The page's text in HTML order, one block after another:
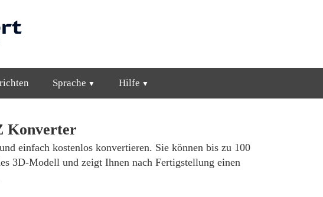
Sprache Hilfe
Konverter
einfach kostenlos konvertieren. Sie können bis zu 100
3D-Modell und zeigt Ihnen nach Fertigstellung einen